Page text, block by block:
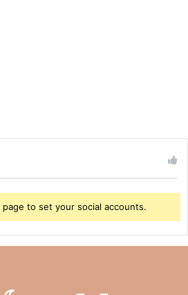
to set your social accounts.